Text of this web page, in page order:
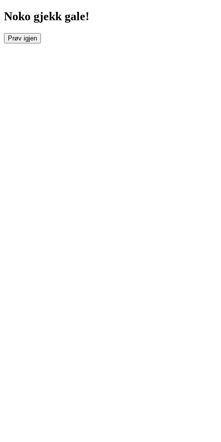
Noko gjekk gale!
Prøv igjen